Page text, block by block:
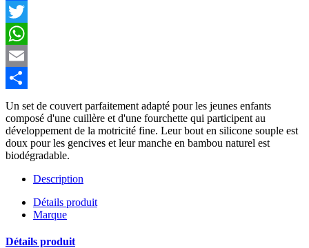
Facebook
Twitter
WhatsApp
Email
Partager
Un set de couvert parfaitement adapté pour les jeunes enfants
composé d'une cuillère et d'une fourchette qui participent au
développement de la motricité fine. Leur bout en silicone souple est
doux pour les gencives et leur manche en bambou naturel est
biodégradable.
Description
Détails produit
Marque
Détails produit